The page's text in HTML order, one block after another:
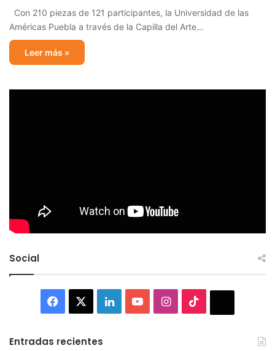
Con 210 piezas de 121 participantes, la Universidad de las
Américas Puebla a través de la Capilla del Arte…
Leer más »
Social
Facebook LinkedInYouTubeInstagram
Entradas recientes